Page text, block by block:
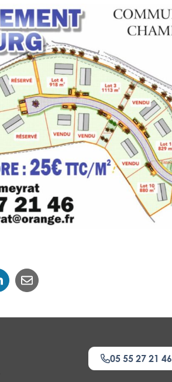
05 55 27 21 46